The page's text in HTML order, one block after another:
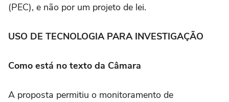
(PEC), e não por um projeto de lei.
USO DE TECNOLOGIA PARA INVESTIGAÇÃO
Como está no texto da Câmara
A proposta permitiu o monitoramento de